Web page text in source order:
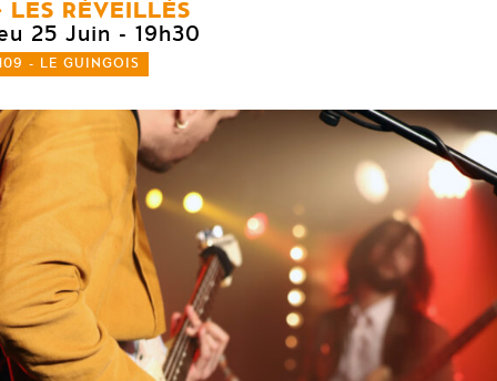
LES RÉVEILLÉS
25 Juin - 19h30
- LE GUINGOIS